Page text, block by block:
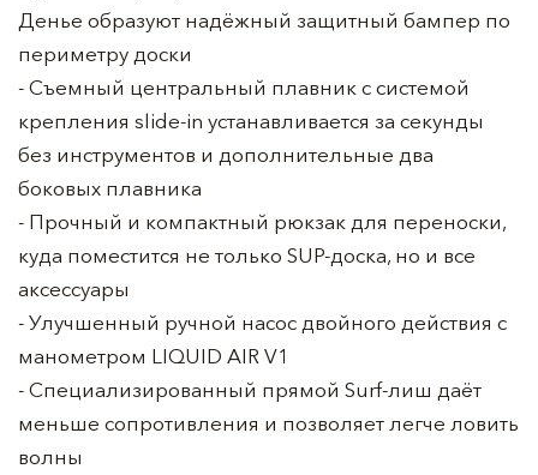
Денье образуют надёжный защитный бампер по
периметру доски
- Съемный центральный плавник с системой
крепления slide-in устанавливается за секунды
без инструментов и дополнительные два
боковых плавника
- Прочный и компактный рюкзак для переноски,
куда поместится не только SUP-доска, но и все
аксессуары
- Улучшенный ручной насос двойного действия с
манометром LIQUID AIR V1
- Специализированный прямой Surf-лиш даёт
меньше сопротивления и позволяет легче ловить
волны